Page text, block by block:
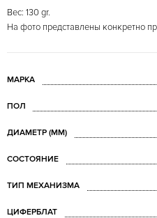
Вес: 130 gr.
На фото представлены конкретно
МАРКА
ПОЛ
ДИАМЕТР (MM)
СОСТОЯНИЕ
ТИП МЕХАНИЗМА
ЦИФЕРБЛАТ